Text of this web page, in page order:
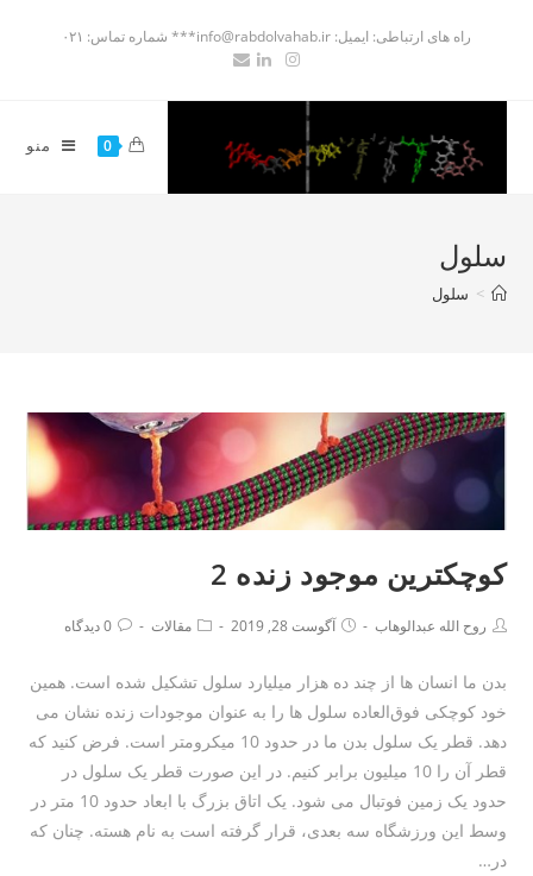
راه های ارتباطی: ایمیل: info@rabdolvahab.ir*** شماره تماس: ۰۲۱
0 منو
سلول
> سلول
کوچکترین موجود زنده 2
روح الله عبدالوهاب آگوست 28, 2019 مقالات 0 دیدگاه
بدن ما انسان ها از چند ده هزار میلیارد سلول تشکیل شده است. همین
خود کوچکی فوق‌العاده سلول ها را به عنوان موجودات زنده نشان می
دهد. قطر یک سلول بدن ما در حدود 10 میکرومتر است. فرض کنید که
قطر آن را 10 میلیون برابر کنیم. در این صورت قطر یک سلول در
حدود یک زمین فوتبال می شود. یک اتاق بزرگ با ابعاد حدود 10 متر در
وسط این ورزشگاه سه بعدی، قرار گرفته است به نام هسته. چنان که
در…